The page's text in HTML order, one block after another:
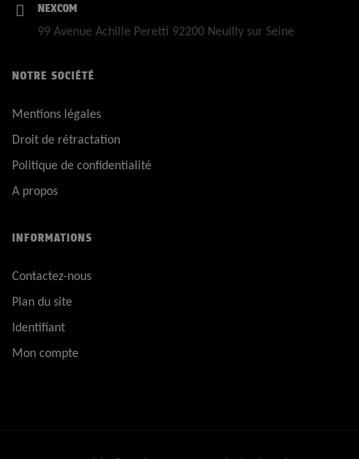
NEXCOM
99 Avenue Achille Peretti 92200 Neuilly sur Seine
NOTRE SOCIÉTÉ
Mentions légales
Droit de rétractation
Politique de confidentialité
A propos
INFORMATIONS
Contactez-nous
Plan du site
Identifiant
Mon compte